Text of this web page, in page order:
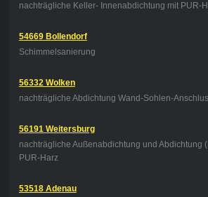
nachträgliche Keller- Innenabdichtung mit PUR-
54669 Bollendorf
Schimmelsanierung
56332 Wolken
nachträgliche Abdichtung Wand-Sohlen-
56191 Weitersburg
nachträgliche Außenabdichtung und Abdichtung
PUR-Harz
53518 Adenau